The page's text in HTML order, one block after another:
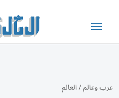
عرب وعالم/العالم